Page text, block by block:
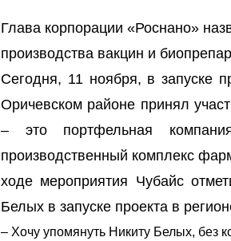
Глава корпорации «Роснано»
производства вакцин и
Сегодня, 11 ноября, в запуске
Оричевском районе принял
– это портфельная
производственный комплекс
ходе мероприятия Чубайс
Белых в запуске проекта в
– Хочу упомянуть Никиту Белых, без